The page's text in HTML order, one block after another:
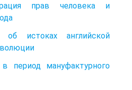
прав человека и
истоках английской
период мануфактурного